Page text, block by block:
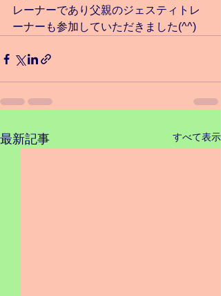
レーナーであり父親のジェスティトレ
ーナーも参加していただきました(^^)
最新記事 すべて表示